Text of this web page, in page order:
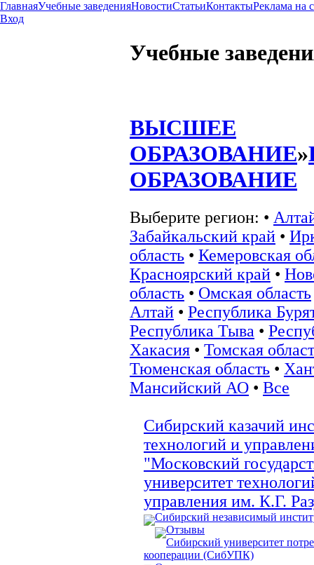
ГлавнаяУчебные заведенияНовостиСтатьиКонтактыРеклама на
Вход
Учебные
ВЫСШЕЕ
ОБРАЗОВАНИЕ»
ОБРАЗОВАНИЕ
Выберите регион: •
Забайкальский край •
область • Кемеровская
Красноярский край •
область • Омская область
Алтай • Республика
Республика Тыва •
Хакасия • Томская
Тюменская область •
Мансийский АО • Все
Сибирский казачий
технологий и
"Московский
университет
управления им. К.Г.
Сибирский независимый
Отзывы
Сибирский университет
кооперации (СибУПК)